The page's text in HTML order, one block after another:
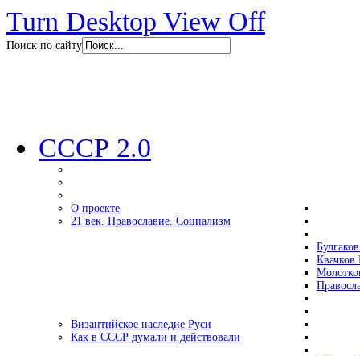
Turn Desktop View Off
Поиск по сайту
СССР 2.0
О проекте
21 век. Православие. Социализм
Византийское наследие Руси
Как в СССР думали и действовали